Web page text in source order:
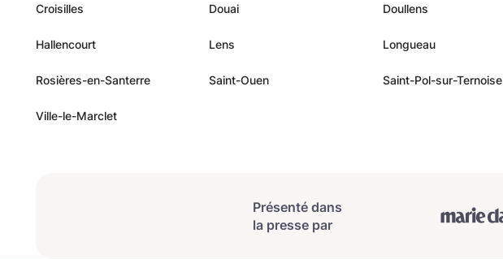
Croisilles Douai Doullens
Hallencourt Lens Longueau
Rosières-en-Santerre Saint-Ouen Saint-Pol-sur-Ternoise
Ville-le-Marclet
Présenté dans
la presse par